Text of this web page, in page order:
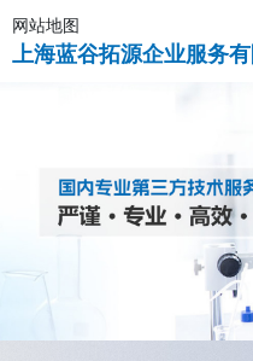
网站地图
上海蓝谷拓源企业服务